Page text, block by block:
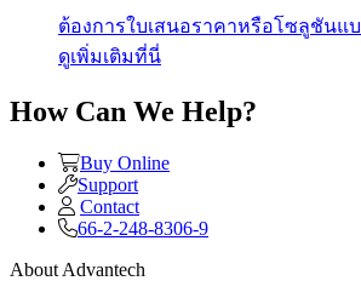
ต้องการใบเสนอราคาหรือโซลูชันแ
ดูเพิ่มเติมที่นี่
How Can We Help?
Buy Online
Support
Contact
66-2-248-8306-9
About Advantech